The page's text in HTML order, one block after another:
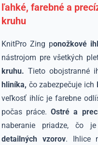
ľahké, farebné a
kruhu
KnitPro Zing ponožkové
nástrojom pre všetkých
kruhu. Tieto obojstranné
hliníka, čo zabezpečuje ich
veľkosť ihlíc je farebne
počas práce. Ostré a
naberanie priadze, čo
detailných vzorov. Ihlice